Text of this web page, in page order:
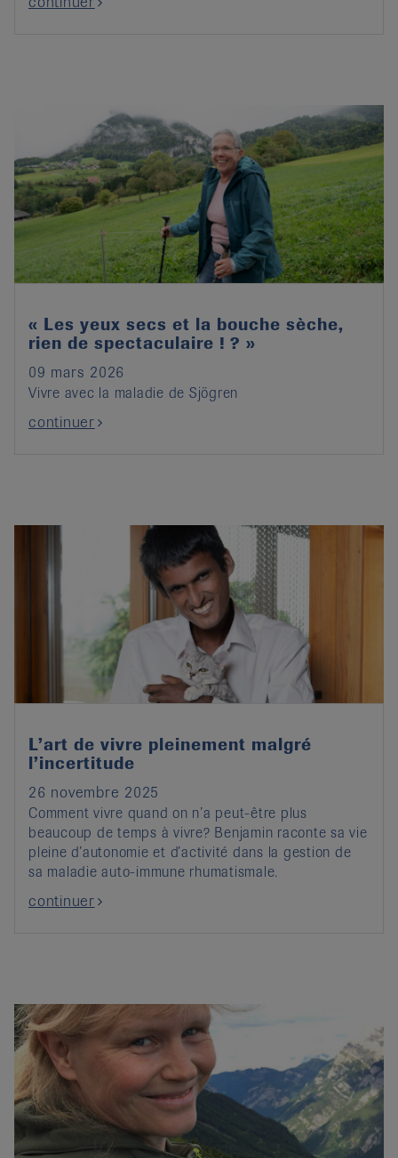
« Les yeux secs et la bouche sèche,
rien de spectaculaire ! ? »
09 mars 2026
Vivre avec la maladie de Sjögren
continuer
L’art de vivre pleinement malgré
l’incertitude
26 novembre 2025
Comment vivre quand on n’a peut-être plus
beaucoup de temps à vivre? Benjamin raconte sa vie
pleine d’autonomie et d’activité dans la gestion de
sa maladie auto-immune rhumatismale.
continuer